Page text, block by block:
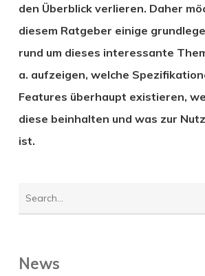
den Überblick verlieren. Daher
diesem Ratgeber einige
rund um dieses interessante
a. aufzeigen, welche
Features überhaupt existieren,
diese beinhalten und was zur
ist.
News